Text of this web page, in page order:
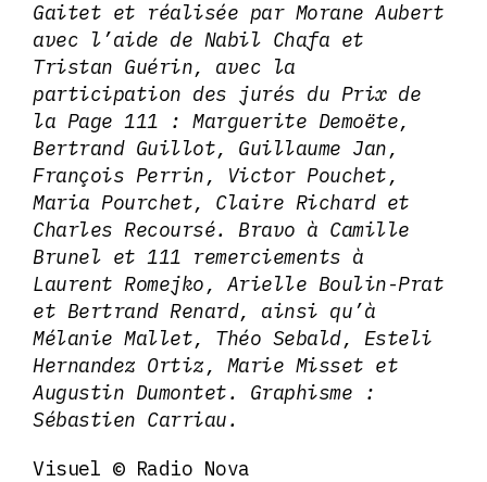
Gaitet et réalisée par Morane Aubert
avec l’aide de Nabil Chafa et
Tristan Guérin, avec la
participation des jurés du Prix de
la Page 111 : Marguerite Demoëte,
Bertrand Guillot, Guillaume Jan,
François Perrin, Victor Pouchet,
Maria Pourchet, Claire Richard et
Charles Recoursé. Bravo à Camille
Brunel et 111 remerciements à
Laurent Romejko, Arielle Boulin-Prat
et Bertrand Renard, ainsi qu’à
Mélanie Mallet, Théo Sebald, Esteli
Hernandez Ortiz, Marie Misset et
Augustin Dumontet. Graphisme :
Sébastien Carriau.
Visuel © Radio Nova